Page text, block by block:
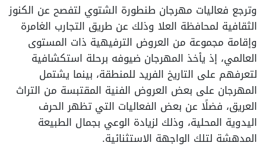
وترجع فعاليات مهرجان طنطورة الشتوي لتفصح عن الكنوز
الثقافية لمحافظة العلا وذلك عن طريق التجارب الغامرة
وإقامة مجموعة من العروض الترفيهية ذات المستوى
العالمي، إذ يأخذ المهرجان ضيوفه برحلة استكشافية
لتعرفهم على التاريخ الفريد للمنطقة، بينما يشتمل
المهرجان على بعض العروض الفنية المقتبسة من التراث
العريق، فضلًا عن بعض الفعاليات التي تظهر الحرف
اليدوية المحلية، وذلك لزيادة الوعي بجمال الطبيعة
المدهشة لتلك الواجهة الاستثنائية.